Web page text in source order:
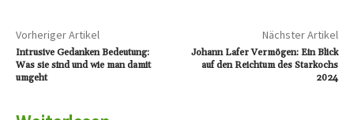
Vorheriger Artikel
Intrusive Gedanken Bedeutung:
Was sie sind und wie man damit
umgeht
Nächster Artikel
Johann Lafer Vermögen: Ein Blick
auf den Reichtum des Starkochs
2024